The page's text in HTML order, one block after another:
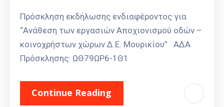
Πρόσκληση εκδήλωσης ενδιαφέροντος για
“Ανάθεση των εργασιών Αποχιονισμού οδών –
κοινοχρήστων χώρων Δ.Ε. Μουρικίου” ΑΔΑ
Πρόσκλησης: ΩΘ79ΩΡ6-1Θ1
Continue Reading